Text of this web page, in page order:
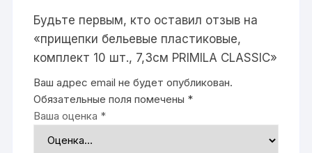
Будьте первым, кто оставил отзыв на
«прищепки бельевые пластиковые,
комплект 10 шт., 7,3см PRIMILA CLASSIC»
Ваш адрес email не будет опубликован.
Обязательные поля помечены *
Ваша оценка *